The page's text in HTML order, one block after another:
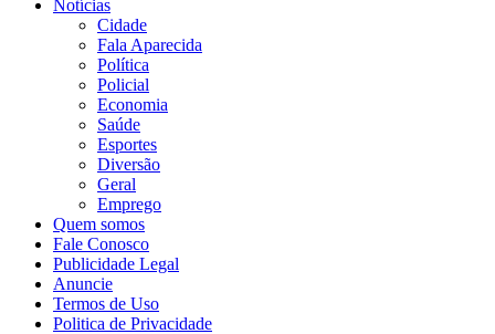
Notícias
Cidade
Fala Aparecida
Política
Policial
Economia
Saúde
Esportes
Diversão
Geral
Emprego
Quem somos
Fale Conosco
Publicidade Legal
Anuncie
Termos de Uso
Politica de Privacidade